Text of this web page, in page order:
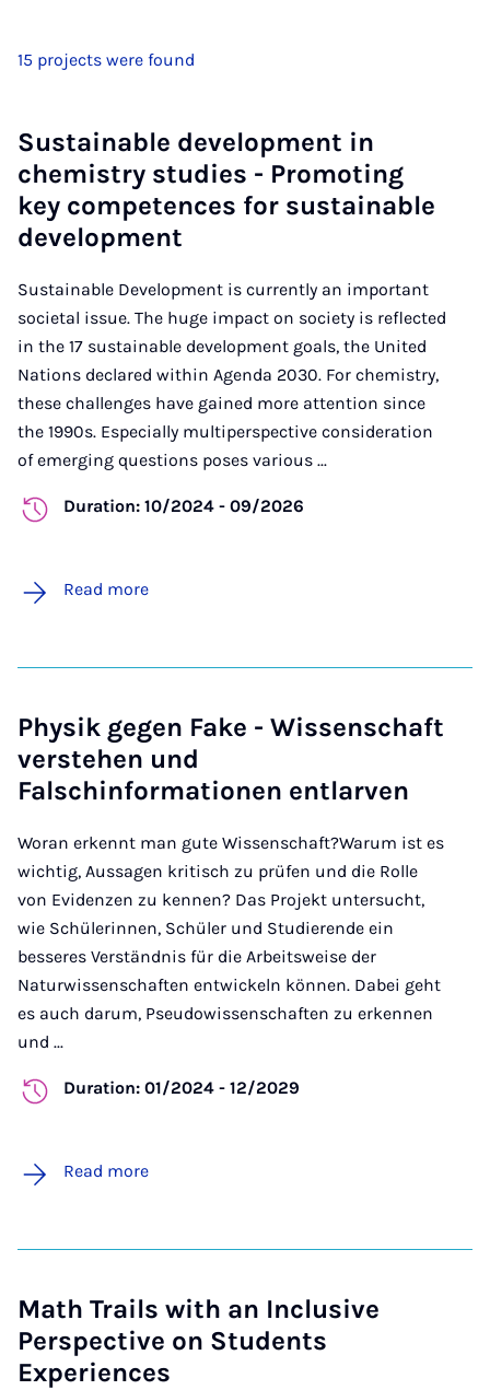
15 projects were found
Sustainable development in
chemistry studies - Promoting
key competences for sustainable
development
Sustainable Development is currently an important
societal issue. The huge impact on society is reflected
in the 17 sustainable development goals, the United
Nations declared within Agenda 2030. For chemistry,
these challenges have gained more attention since
the 1990s. Especially multiperspective consideration
of emerging questions poses various ...
Duration: 10/2024 - 09/2026
Read more
Physik gegen Fake - Wissenschaft
verstehen und
Falschinformationen entlarven
Woran erkennt man gute Wissenschaft?Warum ist es
wichtig, Aussagen kritisch zu prüfen und die Rolle
von Evidenzen zu kennen? Das Projekt untersucht,
wie Schülerinnen, Schüler und Studierende ein
besseres Verständnis für die Arbeitsweise der
Naturwissenschaften entwickeln können. Dabei geht
es auch darum, Pseudowissenschaften zu erkennen
und ...
Duration: 01/2024 - 12/2029
Read more
Math Trails with an Inclusive
Perspective on Students
Experiences